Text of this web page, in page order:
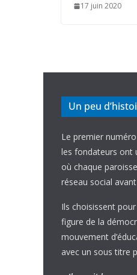
17 juin 2020
Un peu
Le premier
les fondateurs ont
où chaque
réseau social avant
Ils choisissent
figure de la
mouvement
avec un sous titre